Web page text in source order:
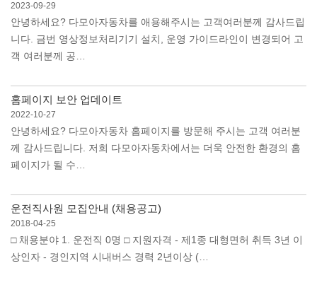
2023-09-29
안녕하세요? 다모아자동차를 애용해주시는 고객여러분께 감사드립
니다. 금번 영상정보처리기기 설치, 운영 가이드라인이 변경되어 고
객 여러분께 공…
홈페이지 보안 업데이트
2022-10-27
안녕하세요? 다모아자동차 홈페이지를 방문해 주시는 고객 여러분
께 감사드립니다. 저희 다모아자동차에서는 더욱 안전한 환경의 홈
페이지가 될 수…
운전직사원 모집안내 (채용공고)
2018-04-25
□ 채용분야 1. 운전직 0명 □ 지원자격 - 제1종 대형면허 취득 3년 이
상인자 - 경인지역 시내버스 경력 2년이상 (…